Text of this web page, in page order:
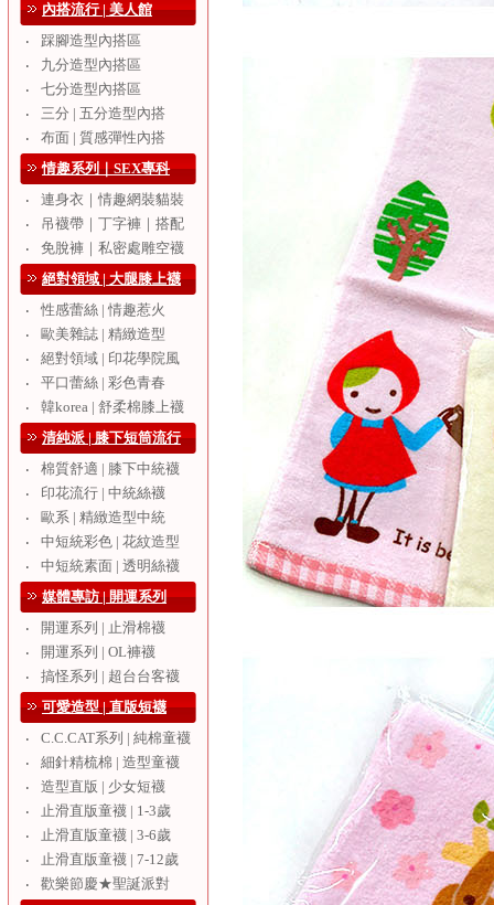
內搭流行 | 美人館
‧
踩腳造型內搭區
‧
九分造型內搭區
‧
七分造型內搭區
‧
三分 | 五分造型內搭
‧
布面 | 質感彈性內搭
情趣系列｜SEX專科
‧
連身衣｜情趣網裝貓裝
‧
吊襪帶｜丁字褲｜搭配
‧
免脫褲｜私密處雕空襪
絕對領域 | 大腿膝上襪
‧
性感蕾絲 | 情趣惹火
‧
歐美雜誌 | 精緻造型
‧
絕對領域 | 印花學院風
‧
平口蕾絲 | 彩色青春
‧
韓korea | 舒柔棉膝上襪
清純派 | 膝下短筒流行
‧
棉質舒適 | 膝下中統襪
‧
印花流行 | 中統絲襪
‧
歐系 | 精緻造型中統
‧
中短統彩色 | 花紋造型
‧
中短統素面 | 透明絲襪
媒體專訪 | 開運系列
‧
開運系列 | 止滑棉襪
‧
開運系列 | OL褲襪
‧
搞怪系列 | 超台台客襪
可愛造型 | 直版短襪
‧
C.C.CAT系列 | 純棉童襪
‧
細針精梳棉 | 造型童襪
‧
造型直版 | 少女短襪
‧
止滑直版童襪 | 1-3歲
‧
止滑直版童襪 | 3-6歲
‧
止滑直版童襪 | 7-12歲
‧
歡樂節慶★聖誕派對